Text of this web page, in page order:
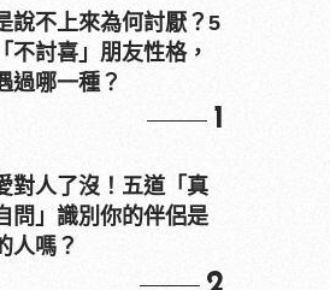
說不上來為何討厭？5
不討喜」朋友性格，
過哪一種？
1
對人了沒！五道「真
問」識別你的伴侶是
人嗎？